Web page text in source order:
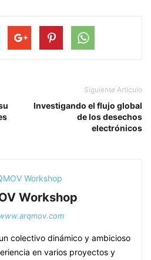
Siguiente Artículo
Investigando el flujo global
de los desechos
electrónicos
Workshop
colectivo dinámico y ambicioso
en varios proyectos y